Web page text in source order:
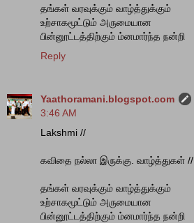
தங்கள் வரவுக்கும் வாழ்த்துக்கும்
உற்சாகமூட்டும் அருமையான
பின்னூட்டத்திற்கும் ம்னமார்ந்த நன்றி
Reply
Yaathoramani.blogspot.com
3:46 AM
Lakshmi //
கவிதை நல்லா இருக்கு. வாழ்த்துகள் //
தங்கள் வரவுக்கும் வாழ்த்துக்கும்
உற்சாகமூட்டும் அருமையான
பின்னூட்டத்திற்கும் ம்னமார்ந்த நன்றி